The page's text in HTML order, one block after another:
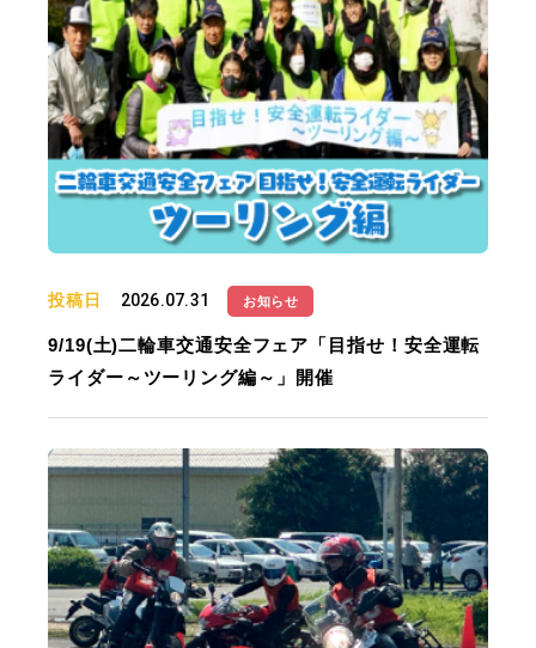
投稿日 2026.07.31 お知らせ
9/19(土)二輪車交通安全フェア「目指せ！安全運転
ライダー～ツーリング編～」開催